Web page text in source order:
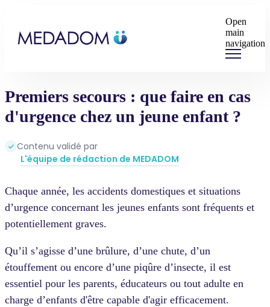
Open
main
navigation
Premiers secours : que faire en cas
d'urgence chez un jeune enfant ?
Contenu validé par
L'équipe de rédaction de MEDADOM
Chaque année, les accidents domestiques et situations
d’urgence concernant les jeunes enfants sont fréquents et
potentiellement graves.
Qu’il s’agisse d’une brûlure, d’une chute, d’un
étouffement ou encore d’une piqûre d’insecte, il est
essentiel pour les parents, éducateurs ou tout adulte en
charge d’enfants d'être capable d'agir efficacement.